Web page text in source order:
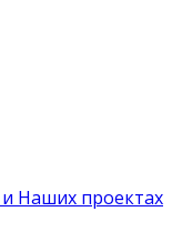
и Наших проектах